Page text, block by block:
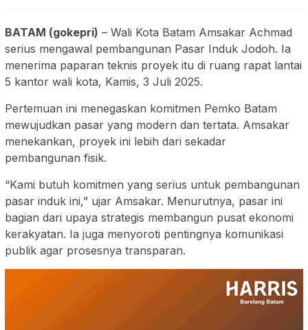
BATAM (gokepri) – Wali Kota Batam Amsakar Achmad
serius mengawal pembangunan Pasar Induk Jodoh. Ia
menerima paparan teknis proyek itu di ruang rapat lantai
5 kantor wali kota, Kamis, 3 Juli 2025.
Pertemuan ini menegaskan komitmen Pemko Batam
mewujudkan pasar yang modern dan tertata. Amsakar
menekankan, proyek ini lebih dari sekadar
pembangunan fisik.
“Kami butuh komitmen yang serius untuk pembangunan
pasar induk ini,” ujar Amsakar. Menurutnya, pasar ini
bagian dari upaya strategis membangun pusat ekonomi
kerakyatan. Ia juga menyoroti pentingnya komunikasi
publik agar prosesnya transparan.